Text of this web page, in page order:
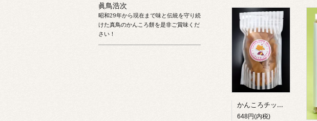
かんころチップス
648円(内税)
眞鳥浩次
昭和29年から現在まで味と伝統を守り続
けた真鳥のかんころ餅を是非ご賞味くだ
さい！